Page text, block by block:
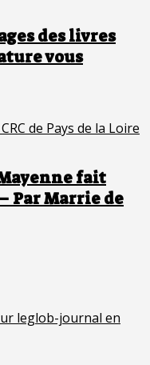
des livres
vous
Mayenne fait
Par Marrie de